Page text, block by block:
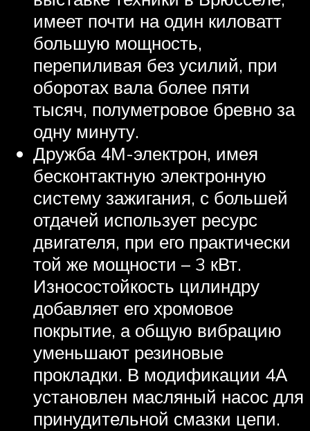
имеет почти на один киловатт
большую мощность,
перепиливая без усилий, при
оборотах вала более пяти
тысяч, полуметровое бревно за
одну минуту.
Дружба 4М-электрон, имея
бесконтактную электронную
систему зажигания, с большей
отдачей использует ресурс
двигателя, при его практически
той же мощности – 3 кВт.
Износостойкость цилиндру
добавляет его хромовое
покрытие, а общую вибрацию
уменьшают резиновые
прокладки. В модификации 4А
установлен масляный насос для
принудительной смазки цепи.